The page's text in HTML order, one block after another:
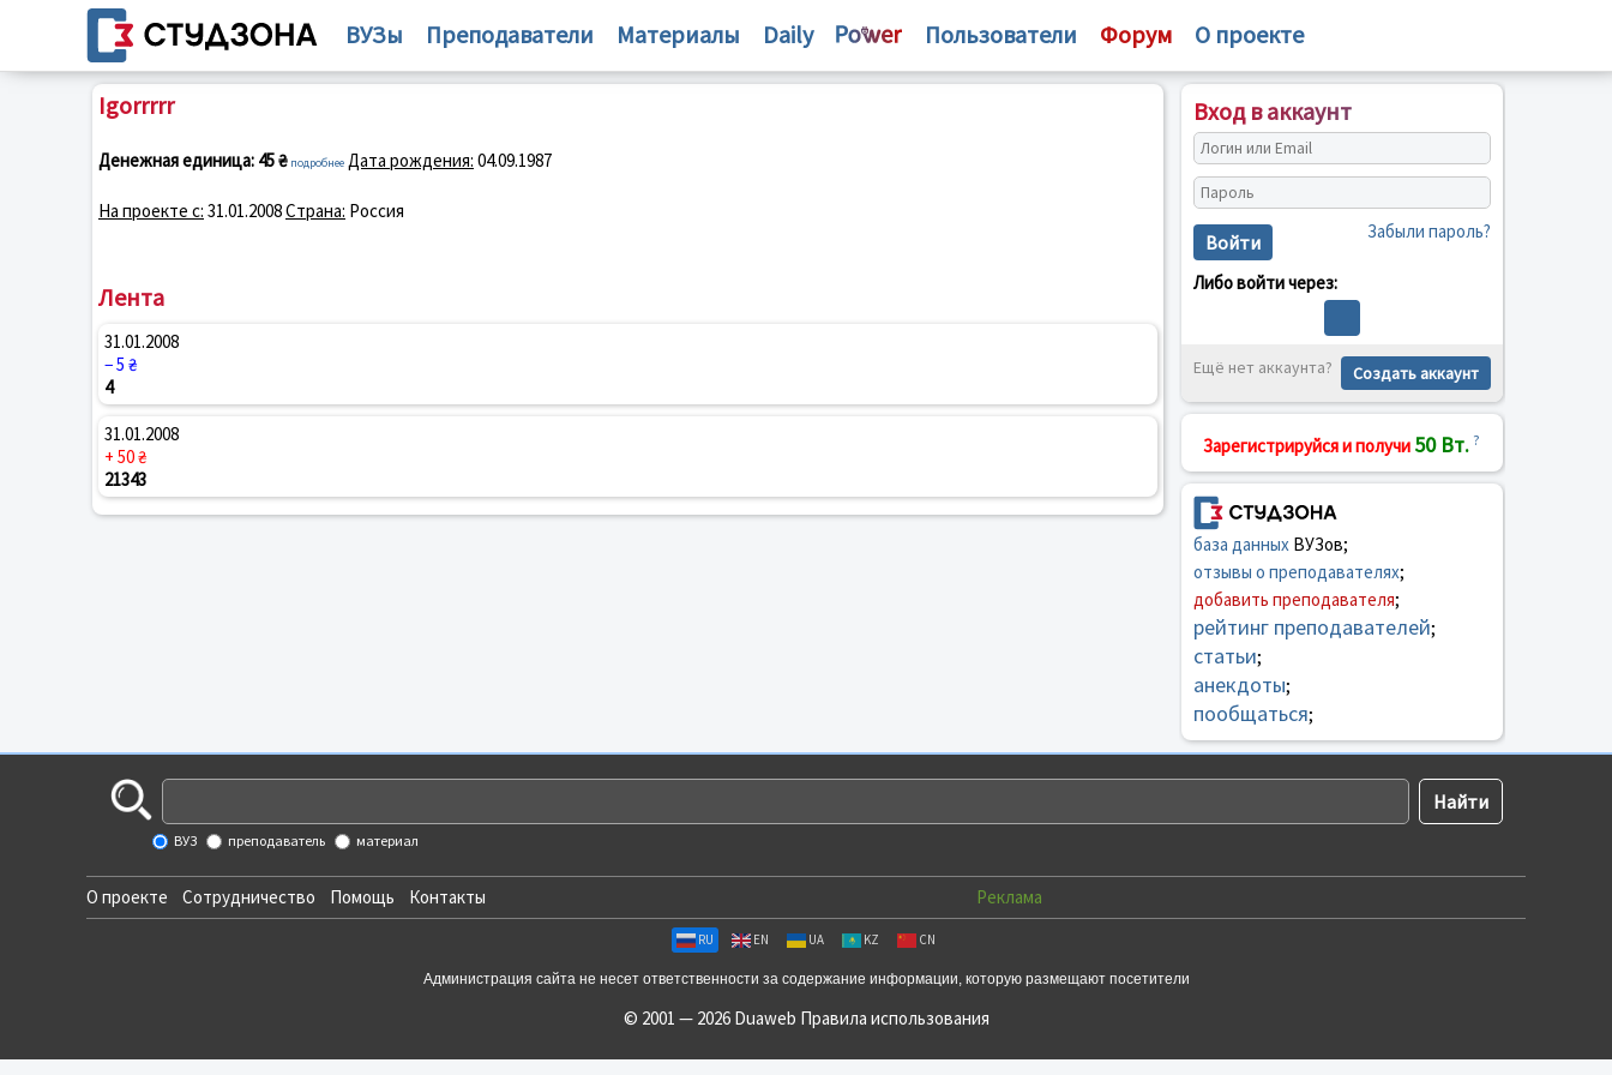
ВУЗы Преподаватели Материалы Daily Пользователи Форум О проекте
Igorrrrr
Денежная единица: 45 ₴ подробнее Дата рождения: 04.09.1987
На проекте с: 31.01.2008Страна: Россия
Лента
31.01.2008
− 5 ₴
4
31.01.2008
+ 50 ₴
21343
Вход в аккаунт
Войти Забыли пароль?
Либо войти через:
Ещё нет аккаунта? Создать аккаунт
Зарегистрируйся и получи 50 Вт. ?
база данныхВУЗов;
отзывы о преподавателях;
добавить преподавателя;
рейтинг преподавателей;
статьи;
анекдоты;
пообщаться;
ВУЗ преподаватель материал
О проекте Сотрудничество Помощь Контакты Реклама
RU EN UA KZ CN
Администрация сайта не несет ответственности за содержание информации, которую размещают посетители
© 2001 — 2026 Duaweb Правила использования